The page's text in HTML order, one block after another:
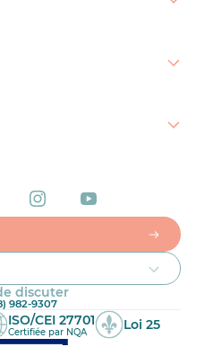
discuter
982-9307
ISO/CEI 27701
Certifiée par NQA Loi 25